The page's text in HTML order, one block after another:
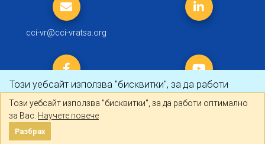
Този уебсайт използва "бисквитки", за да работи
оптимално за Вас.Научете повече
Разбрах
Този уебсайт използва "бисквитки", за да работи оптимално
за Вас. Научете повече
Разбрах
cci-vr@cci-vratsa.org
© 2019 ТПП Враца |Политика за личните данни